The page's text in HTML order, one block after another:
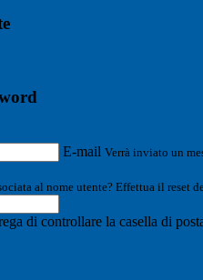
E-mail Verrà inviato un
al nome utente? Effettua il reset
di controllare la casella di